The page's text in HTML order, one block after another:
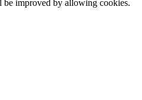
be improved by allowing cookies.